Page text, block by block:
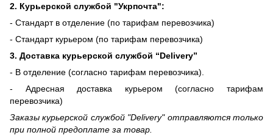
2. Курьерской службой "Укрпочта":
- Стандарт в отделение (по тарифам перевозчика)
- Стандарт курьером (по тарифам перевозчика)
3. Доставка курьерской службой “Delivery”
- В отделение (согласно тарифам перевозчика).
- Адресная доставка курьером (согласно тарифам
перевозчика)
Заказы курьерской службой "Delivery" отправляются только
при полной предоплате за товар.